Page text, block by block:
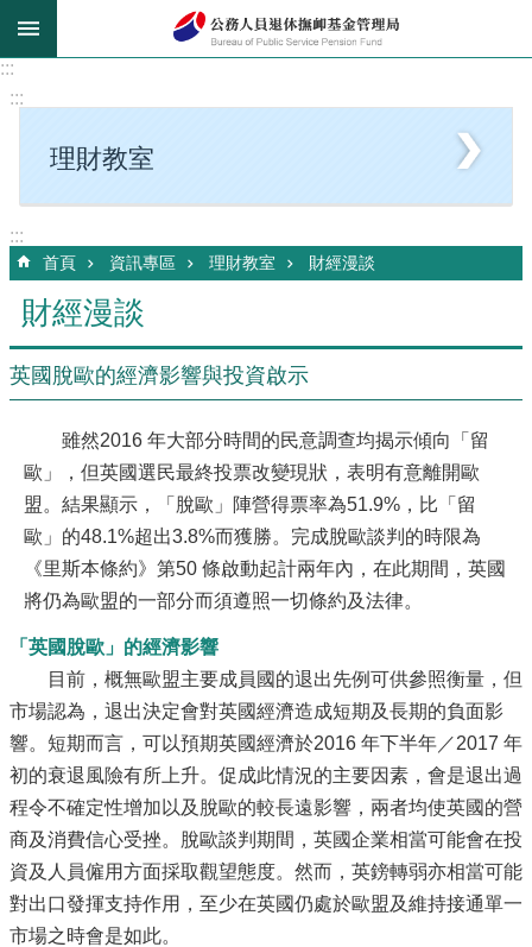
跳到主要內容區塊
:::
:::
理財教室
:::
首頁 資訊專區 理財教室 財經漫談
財經漫談
英國脫歐的經濟影響與投資啟示
雖然2016 年大部分時間的民意調查均揭示傾向「留
歐」，但英國選民最終投票改變現狀，表明有意離開歐
盟。結果顯示，「脫歐」陣營得票率為51.9%，比「留
歐」的48.1%超出3.8%而獲勝。完成脫歐談判的時限為
《里斯本條約》第50 條啟動起計兩年內，在此期間，英國
將仍為歐盟的一部分而須遵照一切條約及法律。
「英國脫歐」的經濟影響
目前，概無歐盟主要成員國的退出先例可供參照衡量，但
市場認為，退出決定會對英國經濟造成短期及長期的負面影
響。短期而言，可以預期英國經濟於2016 年下半年／2017 年
初的衰退風險有所上升。促成此情況的主要因素，會是退出過
程令不確定性增加以及脫歐的較長遠影響，兩者均使英國的營
商及消費信心受挫。脫歐談判期間，英國企業相當可能會在投
資及人員僱用方面採取觀望態度。然而，英鎊轉弱亦相當可能
對出口發揮支持作用，至少在英國仍處於歐盟及維持接通單一
市場之時會是如此。